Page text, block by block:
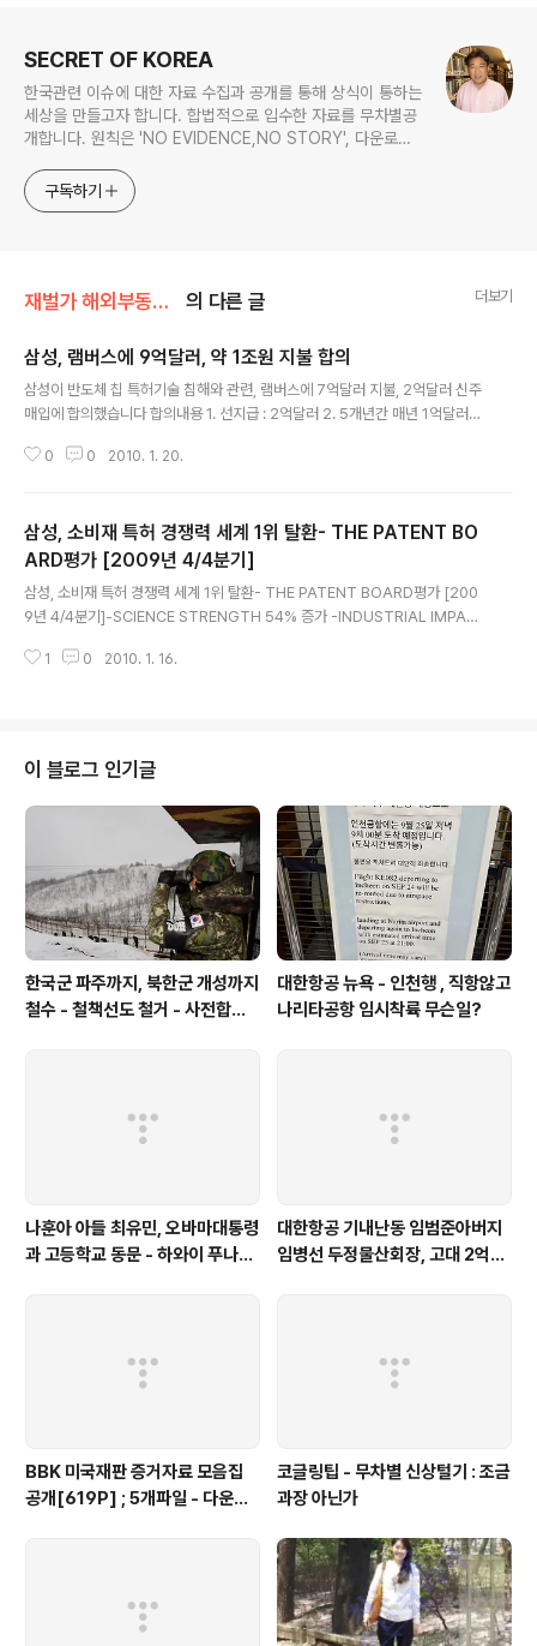
SECRET OF KOREA
한국관련 이슈에 대한 자료 수집과 공개를 통해 상식이 통하는
세상을 만들고자 합니다. 합법적으로 입수한 자료를 무차별공
개합니다. 원칙은 'NO EVIDENCE,NO STORY', 다운로드
jesim56@gmail.com, 안보일때는 구글리더나 RSS로!!
구독하기
재벌가 해외부동산/삼성 의 다른 글 더보기
삼성, 램버스에 9억달러, 약 1조원 지불 합의
삼성이 반도체 칩 특허기술 침해와 관련, 램버스에 7억달러 지불, 2억달러 신주
매입에 합의했습니다 합의내용 1. 선지급 : 2억달러 2. 5개년간 매년 1억달러
================================================
0 0 2010. 1. 20.
삼성, 소비재 특허 경쟁력 세계 1위 탈환- THE PATENT BO
ARD평가 [2009년 4/4분기]
삼성, 소비재 특허 경쟁력 세계 1위 탈환- THE PATENT BOARD평가 [200
9년 4/4분기]-SCIENCE STRENGTH 54% 증가 -INDUSTRIAL IMPAC
부문 3위 ==========================================
b/38/Default.aspx Patent Board_..
1 0 2010. 1. 16.
이 블로그 인기글
한국군 파주까지, 북한군 개성까지
철수 - 철책선도 철거 - 사전합의
대한항공 뉴욕 - 인천행 , 직항않고
나리타공항 임시착륙 무슨일?
나훈아 아들 최유민, 오바마대통령
과 고등학교 동문 - 하와이 푸나호
대한항공 기내난동 임범준아버지
임병선 두정물산회장, 고대 2억기
BBK 미국재판 증거자료 모음집
공개[619P] ; 5개파일 - 다운로
코글링팁 - 무차별 신상털기 : 조금
과장 아닌가